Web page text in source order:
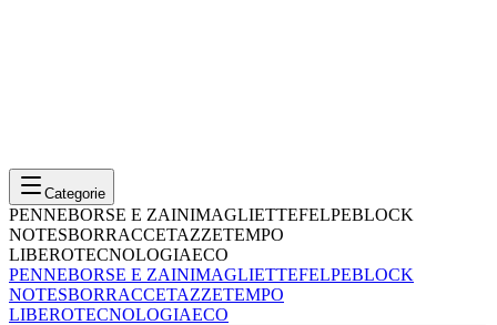
Categorie
PENNEBORSE E ZAINIMAGLIETTEFELPEBLOCK
NOTESBORRACCETAZZETEMPO
LIBEROTECNOLOGIAECO
PENNEBORSE E ZAINIMAGLIETTEFELPEBLOCK
NOTESBORRACCETAZZETEMPO
LIBEROTECNOLOGIAECO